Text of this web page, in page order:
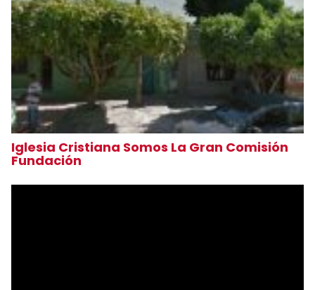
Iglesia Cristiana Somos La Gran Comisión
Fundación